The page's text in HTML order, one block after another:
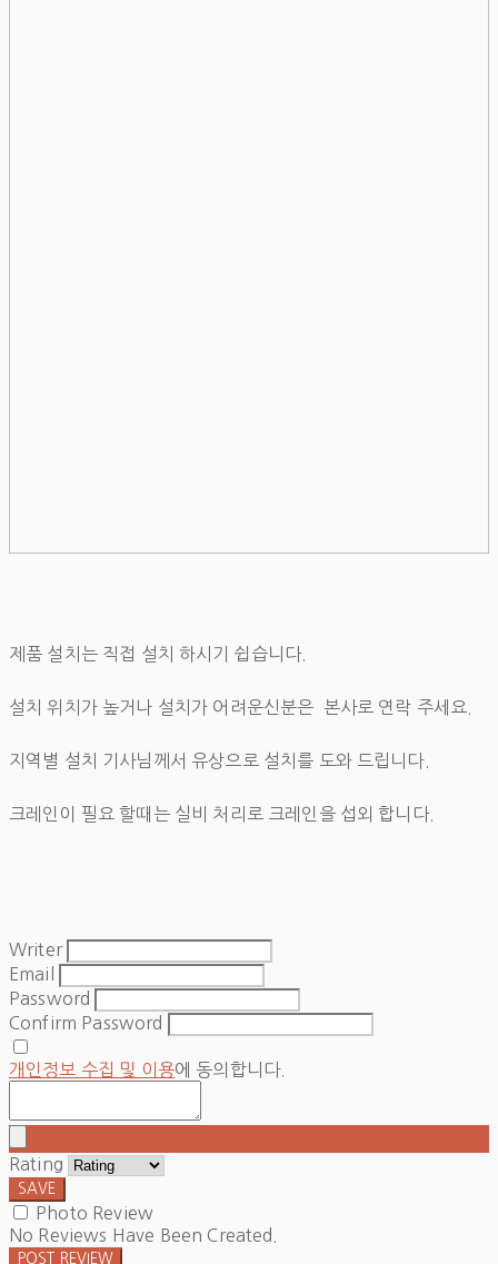
제품 설치는 직접 설치 하시기 쉽습니다.
설치 위치가 높거나 설치가 어려운신분은 본사로 연락 주세요.
지역별 설치 기사님께서 유상으로 설치를 도와 드립니다.
크레인이 필요 할때는 실비 처리로 크레인을 섭외 합니다.
Writer
Email
Password
Confirm Password
개인정보 수집 및 이용에 동의합니다.
Rating
SAVE
Photo Review
No Reviews Have Been Created.
POST REVIEW